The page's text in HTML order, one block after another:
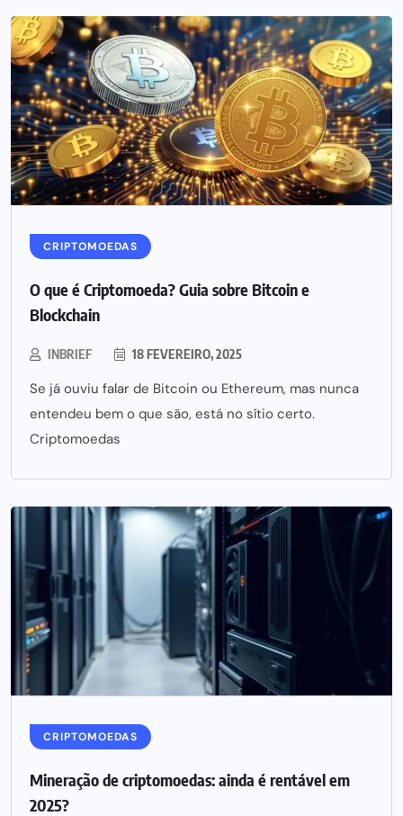
CRIPTOMOEDAS
O que é Criptomoeda? Guia sobre Bitcoin e
Blockchain
INBRIEF 18 FEVEREIRO, 2025
Se já ouviu falar de Bitcoin ou Ethereum, mas nunca
entendeu bem o que são, está no sítio certo.
Criptomoedas
CRIPTOMOEDAS
Mineração de criptomoedas: ainda é rentável em
2025?